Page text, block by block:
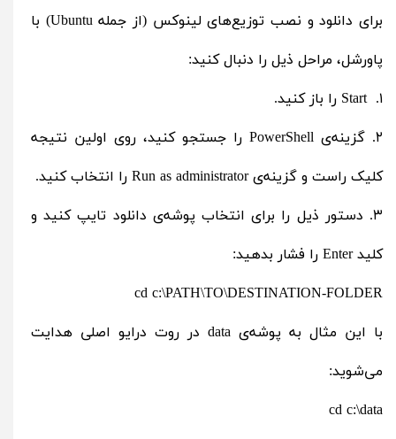
برای دانلود و نصب توزیع‌های لینوکس (از جمله Ubuntu) با
پاورشل، مراحل ذیل را دنبال کنید:
۱. Start را باز کنید.
۲. گزینه‌ی PowerShell را جستجو کنید، روی اولین نتیجه
کلیک راست و گزینه‌ی Run as administrator را انتخاب کنید.
۳. دستور ذیل را برای انتخاب پوشه‌ی دانلود تایپ کنید و
کلید Enter را فشار بدهید:
cd c:\PATH\TO\DESTINATION-FOLDER
با این مثال به پوشه‌ی data در روت درایو اصلی هدایت
می‌شوید:
cd c:\data